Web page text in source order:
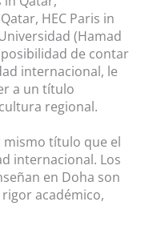
HEC Paris in
(Hamad
de contar
internacional, le
a un título
regional.
mismo título que el
internacional. Los
en Doha son
académico,